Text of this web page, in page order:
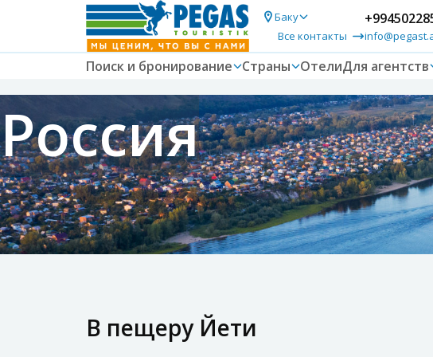
Баку
Все контакты
Поиск и бронирование Страны ОтелиДля агентств
Россия
В пещеру Йети